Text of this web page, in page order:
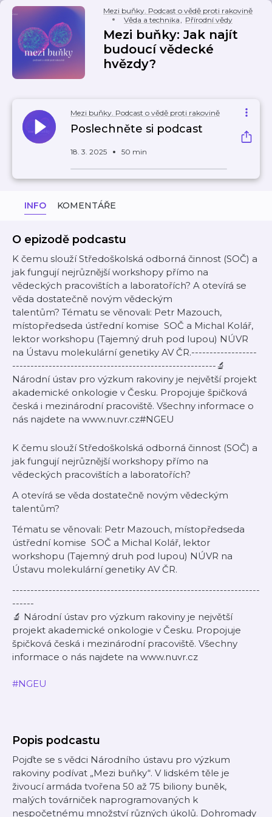
Mezi buňky. Podcast o vědě proti rakovině
Věda a technika, Přírodní vědy
Mezi buňky: Jak najít
budoucí vědecké
hvězdy?
Mezi buňky. Podcast o vědě proti rakovině
Poslechněte si podcast
18. 3. 2025 50 min
INFO KOMENTÁŘE
O epizodě podcastu
K čemu slouží Středoškolská odborná činnost (SOČ) a
jak fungují nejrůznější workshopy přímo na
vědeckých pracovištích a laboratořích? A otevírá se
věda dostatečně novým vědeckým
talentům? Tématu se věnovali: Petr Mazouch,
místopředseda ústřední komise SOČ a Michal Kolář,
lektor workshopu (Tajemný druh pod lupou) NÚVR
na Ústavu molekulární genetiky AV ČR.------------------
--------------------------------------------------------🔬
Národní ústav pro výzkum rakoviny je největší projekt
akademické onkologie v Česku. Propojuje špičková
česká i mezinárodní pracoviště. Všechny informace o
nás najdete na www.nuvr.cz#NGEU
K čemu slouží Středoškolská odborná činnost (SOČ) a
jak fungují nejrůznější workshopy přímo na
vědeckých pracovištích a laboratořích?
A otevírá se věda dostatečně novým vědeckým
talentům?
Tématu se věnovali: Petr Mazouch, místopředseda
ústřední komise SOČ a Michal Kolář, lektor
workshopu (Tajemný druh pod lupou) NÚVR na
Ústavu molekulární genetiky AV ČR.
--------------------------------------------------------------------
------
🔬 Národní ústav pro výzkum rakoviny je největší
projekt akademické onkologie v Česku. Propojuje
špičková česká i mezinárodní pracoviště. Všechny
informace o nás najdete na www.nuvr.cz
#NGEU
Popis podcastu
Pojďte se s vědci Národního ústavu pro výzkum
rakoviny podívat „Mezi buňky“. V lidském těle je
živoucí armáda tvořena 50 až 75 biliony buněk,
malých továrniček naprogramovaných k
nespočetnému množství různých úkolů. Dohromady